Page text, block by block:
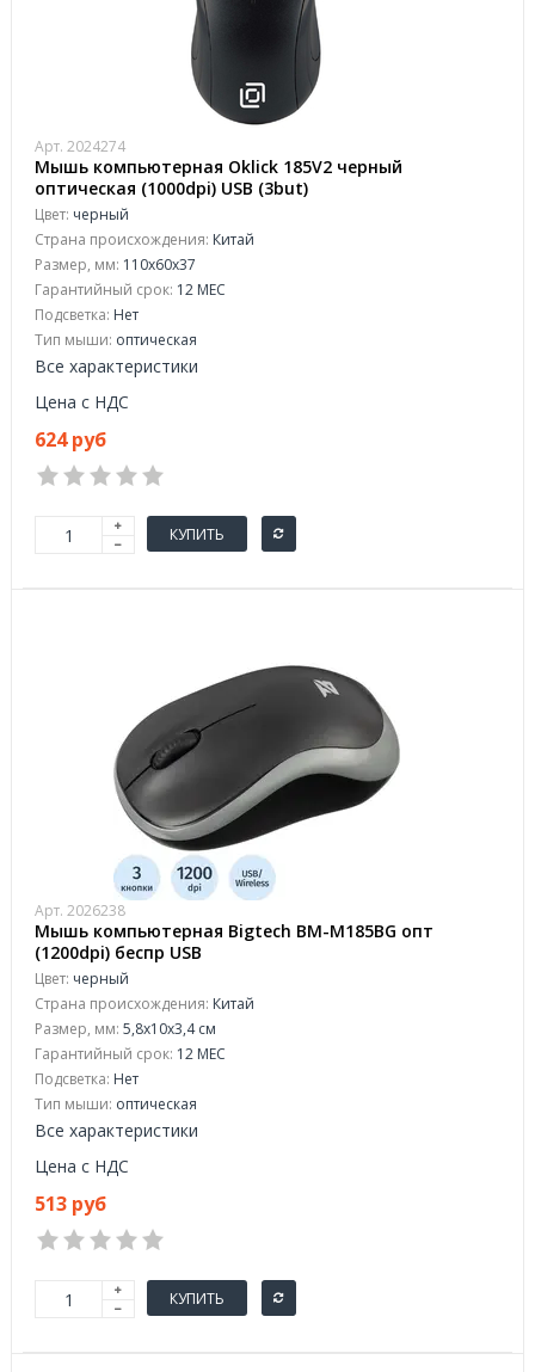
Арт. 2024274
Мышь компьютерная Oklick 185V2 черный
оптическая (1000dpi) USB (3but)
Цвет: черный
Страна происхождения: Китай
Размер, мм: 110x60x37
Гарантийный срок: 12 МЕС
Подсветка: Нет
Тип мыши: оптическая
Все характеристики
Цена с НДС
624 руб
КУПИТЬ
Арт. 2026238
Мышь компьютерная Bigtech BM-M185BG опт
(1200dpi) беспр USB
Цвет: черный
Страна происхождения: Китай
Размер, мм: 5,8х10х3,4 см
Гарантийный срок: 12 МЕС
Подсветка: Нет
Тип мыши: оптическая
Все характеристики
Цена с НДС
513 руб
КУПИТЬ